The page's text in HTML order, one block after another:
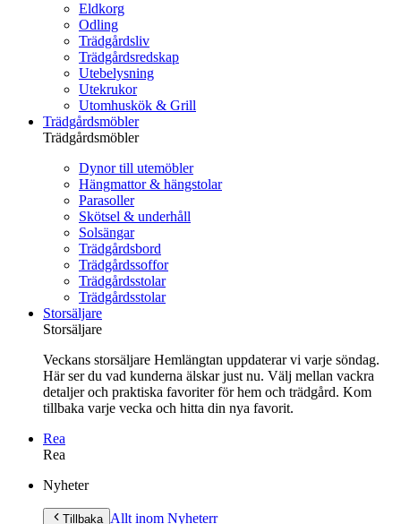
Eldkorg
Odling
Trädgårdsliv
Trädgårdsredskap
Utebelysning
Utekrukor
Utomhuskök & Grill
Trädgårdsmöbler
Trädgårdsmöbler
Dynor till utemöbler
Hängmattor & hängstolar
Parasoller
Skötsel & underhåll
Solsängar
Trädgårdsbord
Trädgårdssoffor
Trädgårdsstolar
Trädgårdsstolar
Storsäljare
Storsäljare
Veckans storsäljare Hemlängtan uppdaterar vi varje söndag.
Här ser du vad kunderna älskar just nu. Välj mellan vackra
detaljer och praktiska favoriter för hem och trädgård. Kom
tillbaka varje vecka och hitta din nya favorit.
Rea
Rea
Nyheter
Tillbaka Allt inom Nyheterr